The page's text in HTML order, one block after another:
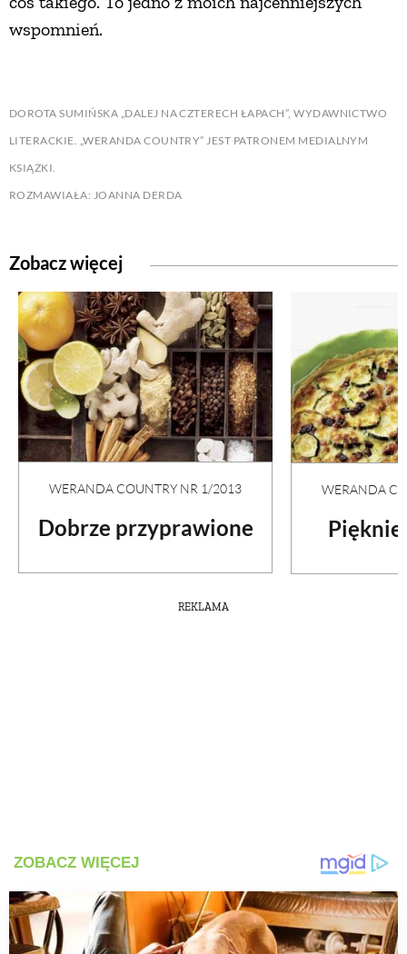
wspomnień.
DOROTA SUMIŃSKA „DALEJ NA CZTERECH ŁAPACH”, WYDAWNICTWO
LITERACKIE. „WERANDA COUNTRY” JEST PATRONEM MEDIALNYM
KSIĄŻKI.
ROZMAWIAŁA: JOANNA DERDA
Zobacz więcej
WERANDA COUNTRY NR 1/2013
Dobrze przyprawione
WERANDA
REKLAMA